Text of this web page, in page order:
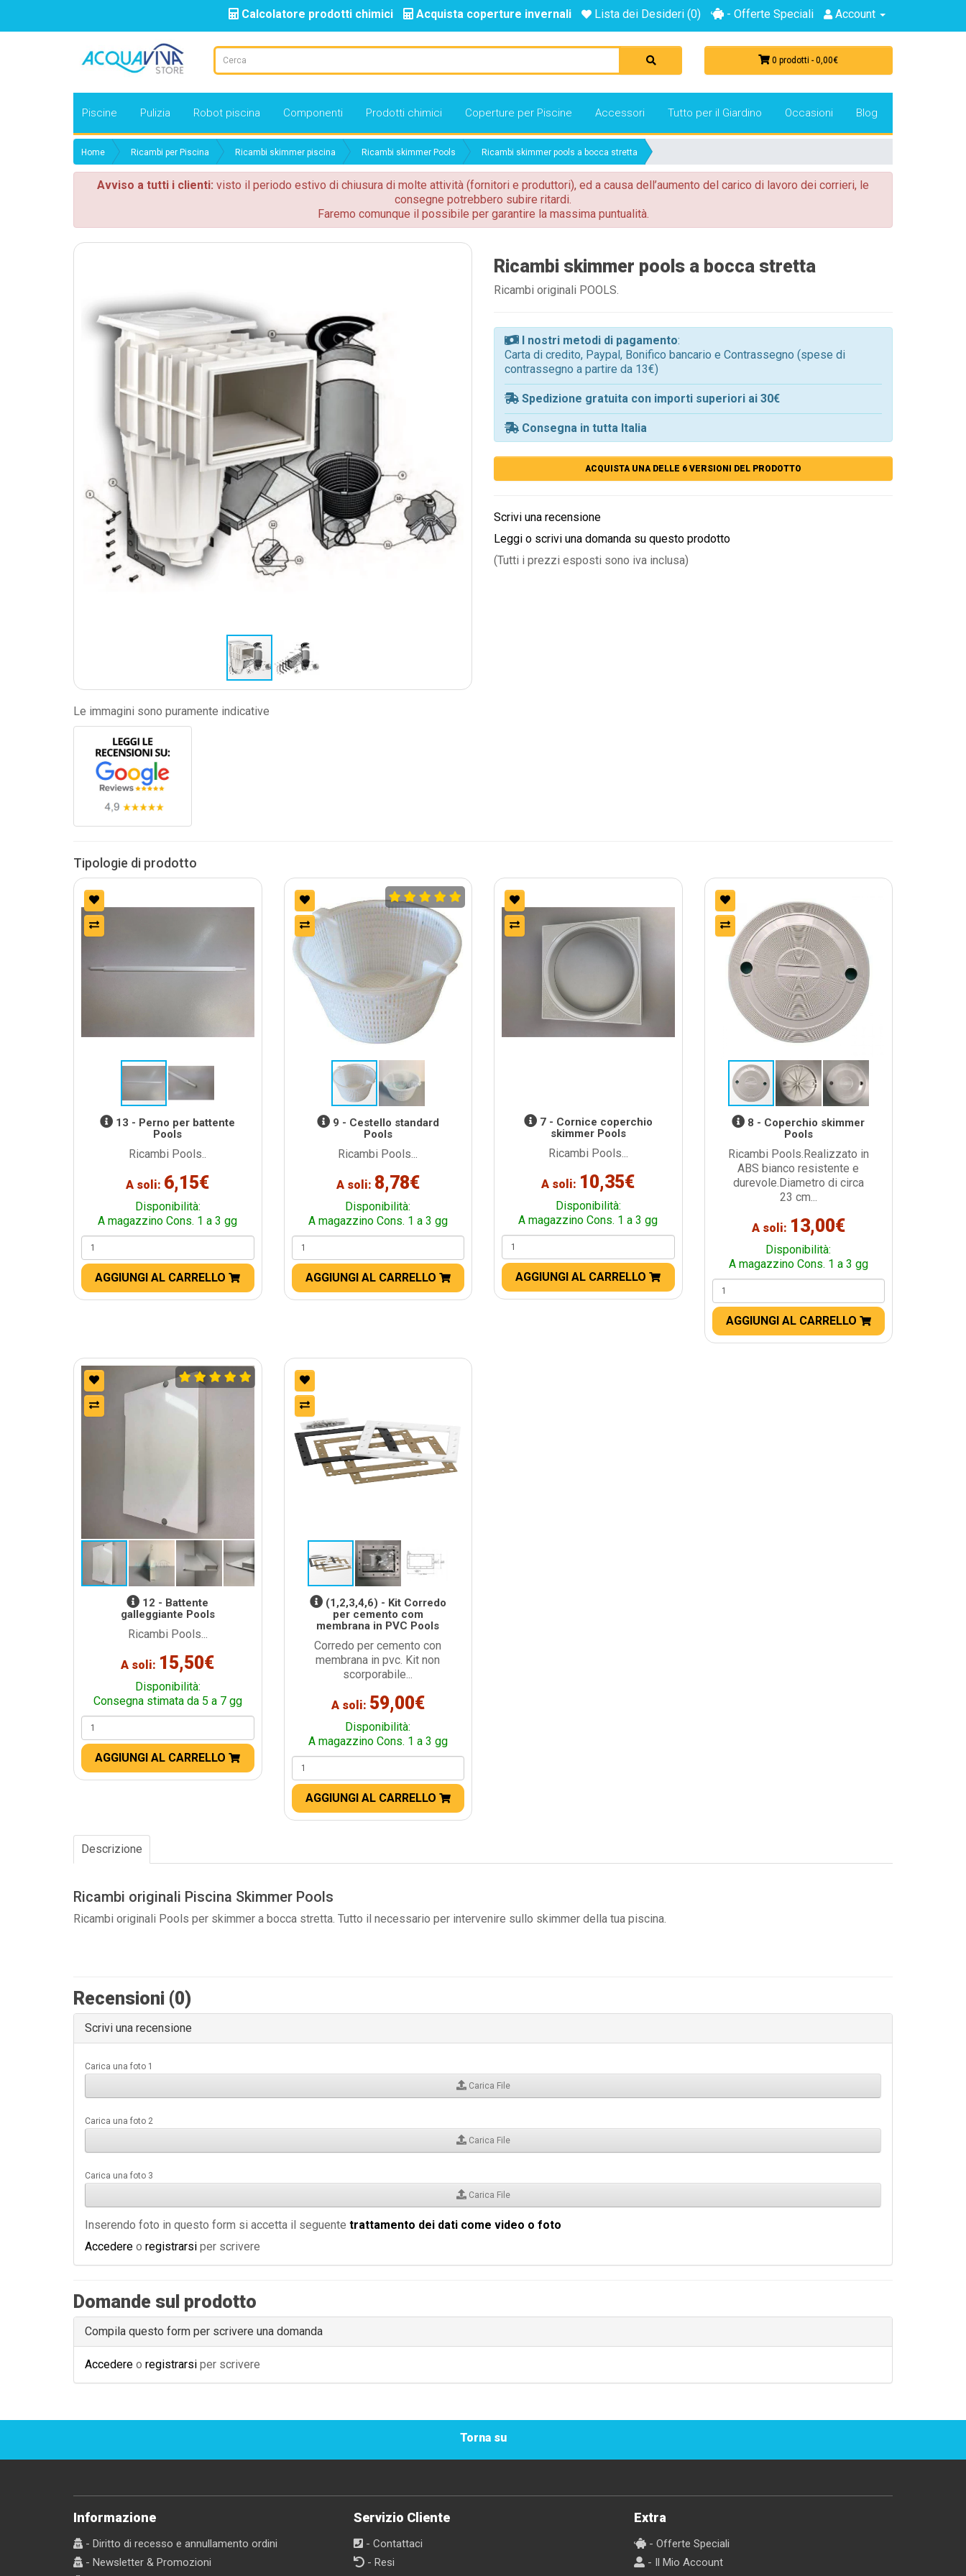
Calcolatore prodotti chimici Acquista coperture invernali Lista dei Desideri (0) - Offerte Speciali Account
0 prodotti - 0,00€
Piscine Pulizia Robot piscina Componenti Prodotti chimici Coperture per Piscine Accessori Tutto per il Giardino Occasioni Blog
Home Ricambi per Piscina Ricambi skimmer piscina Ricambi skimmer Pools Ricambi skimmer pools a bocca stretta
Avviso a tutti i clienti: visto il periodo estivo di chiusura di molte attività (fornitori e produttori), ed a causa dell’aumento del carico di lavoro dei corrieri, le
consegne potrebbero subire ritardi.
Faremo comunque il possibile per garantire la massima puntualità.
Le immagini sono puramente indicative
Ricambi skimmer pools a bocca stretta
Ricambi originali POOLS.
I nostri metodi di pagamento:
Carta di credito, Paypal, Bonifico bancario e Contrassegno (spese di
contrassegno a partire da 13€)
Spedizione gratuita con importi superiori ai 30€
Consegna in tutta Italia
ACQUISTA UNA DELLE 6 VERSIONI DEL PRODOTTO
Scrivi una recensione
Leggi o scrivi una domanda su questo prodotto
(Tutti i prezzi esposti sono iva inclusa)
Tipologie di prodotto
13 - Perno per battente
Pools
Ricambi Pools..
A soli: 6,15€
Disponibilità:
A magazzino Cons. 1 a 3 gg
AGGIUNGI AL CARRELLO
9 - Cestello standard
Pools
Ricambi Pools...
A soli: 8,78€
Disponibilità:
A magazzino Cons. 1 a 3 gg
AGGIUNGI AL CARRELLO
7 - Cornice coperchio
skimmer Pools
Ricambi Pools...
A soli: 10,35€
Disponibilità:
A magazzino Cons. 1 a 3 gg
AGGIUNGI AL CARRELLO
8 - Coperchio skimmer
Pools
Ricambi Pools.Realizzato in
ABS bianco resistente e
durevole.Diametro di circa
23 cm...
A soli: 13,00€
Disponibilità:
A magazzino Cons. 1 a 3 gg
AGGIUNGI AL CARRELLO
12 - Battente
galleggiante Pools
Ricambi Pools...
A soli: 15,50€
Disponibilità:
Consegna stimata da 5 a 7 gg
AGGIUNGI AL CARRELLO
(1,2,3,4,6) - Kit Corredo
per cemento com
membrana in PVC Pools
Corredo per cemento con
membrana in pvc. Kit non
scorporabile...
A soli: 59,00€
Disponibilità:
A magazzino Cons. 1 a 3 gg
AGGIUNGI AL CARRELLO
Descrizione
Ricambi originali Piscina Skimmer Pools
Ricambi originali Pools per skimmer a bocca stretta. Tutto il necessario per intervenire sullo skimmer della tua piscina.
Recensioni (0)
Scrivi una recensione
Carica una foto 1
Carica File
Carica una foto 2
Carica File
Carica una foto 3
Carica File
Inserendo foto in questo form si accetta il seguente trattamento dei dati come video o foto
Accedere o registrarsi per scrivere
Domande sul prodotto
Compila questo form per scrivere una domanda
Accedere o registrarsi per scrivere
Torna su
Informazione
- Diritto di recesso e annullamento ordini
- Newsletter & Promozioni
Servizio Cliente
- Contattaci
- Resi
Extra
- Offerte Speciali
- Il Mio Account